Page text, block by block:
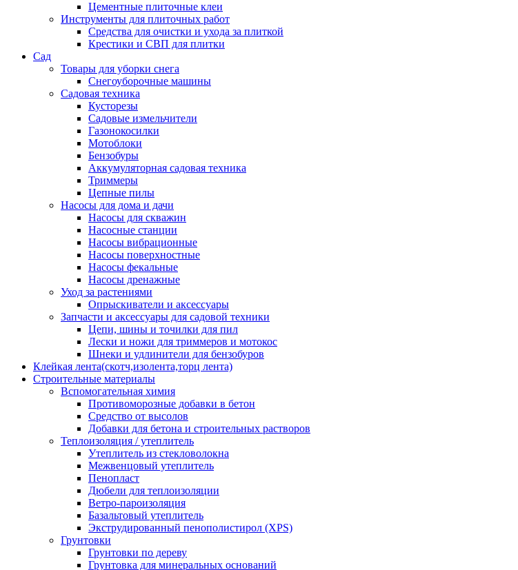
Цементные плиточные клеи
Инструменты для плиточных работ
Средства для очистки и ухода за плиткой
Крестики и СВП для плитки
Сад
Товары для уборки снега
Снегоуборочные машины
Садовая техника
Кусторезы
Садовые измельчители
Газонокосилки
Мотоблоки
Бензобуры
Аккумуляторная садовая техника
Триммеры
Цепные пилы
Насосы для дома и дачи
Насосы для скважин
Насосные станции
Насосы вибрационные
Насосы поверхностные
Насосы фекальные
Насосы дренажные
Уход за растениями
Опрыскиватели и аксессуары
Запчасти и аксессуары для садовой техники
Цепи, шины и точилки для пил
Лески и ножи для триммеров и мотокос
Шнеки и удлинители для бензобуров
Клейкая лента(скотч,изолента,торц лента)
Строительные материалы
Вспомогательная химия
Противоморозные добавки в бетон
Средство от высолов
Добавки для бетона и строительных растворов
Теплоизоляция / утеплитель
Утеплитель из стекловолокна
Межвенцовый утеплитель
Пенопласт
Дюбели для теплоизоляции
Ветро-пароизоляция
Базальтовый утеплитель
Экструдированный пенополистирол (XPS)
Грунтовки
Грунтовки по дереву
Грунтовка для минеральных оснований